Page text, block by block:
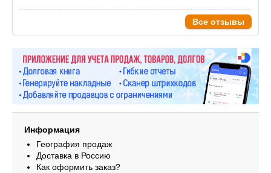
Все отзывы
Информация
География продаж
Доставка в Россию
Как оформить заказ?